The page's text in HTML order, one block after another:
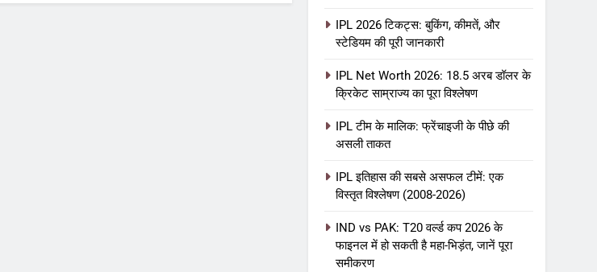
IPL 2026 टिकट्स: बुकिंग, कीमतें, और
स्टेडियम की पूरी जानकारी
IPL Net Worth 2026: 18.5 अरब डॉलर के
क्रिकेट साम्राज्य का पूरा विश्लेषण
IPL टीम के मालिक: फ्रेंचाइजी के पीछे की
असली ताकत
IPL इतिहास की सबसे असफल टीमें: एक
विस्तृत विश्लेषण (2008-2026)
IND vs PAK: T20 वर्ल्ड कप 2026 के
फाइनल में हो सकती है महा-भिड़ंत, जानें पूरा
समीकरण
IPL Net Worth 2026: 18.5 अरब
डॉलर के क्रिकेट साम्राज्य का पूरा
विश्लेषण
आईपीएल 2026